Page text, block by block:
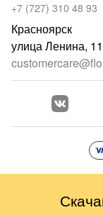
+7 (727) 310 48 93
Красноярск
улица Ленина,